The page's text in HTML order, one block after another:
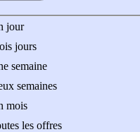
de l'offre
jour
jours
semaine
semaines
mois
les offres